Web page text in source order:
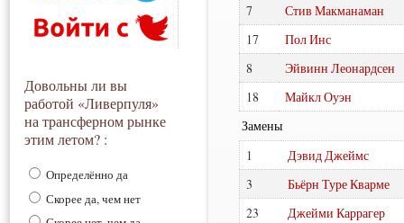
Довольны ли вы
работой «Ливерпуля»
на трансферном рынке
этим летом? :
Определённо да
Скорее да, чем нет
7
Стив Макманаман
17
Пол Инс
8
Эйвинн Леонардсен
18
Майкл Оуэн
Замены
1
Дэвид Джеймс
3
Бьёрн Туре Кварме
23
Джейми Каррагер